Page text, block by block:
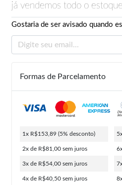
já vendemos todo o
Gostaria de ser avisado quando
Formas de Parcelamento
1x R$153,89 (5% desconto)
2x de R$81,00 sem juros
3x de R$54,00 sem juros
4x de R$40,50 sem juros